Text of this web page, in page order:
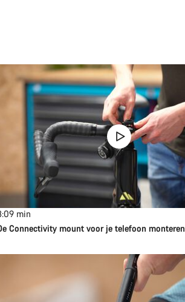
min
Connectivity mount voor je telefoon monteren